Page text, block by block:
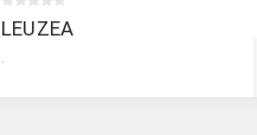
LEUZEA
.